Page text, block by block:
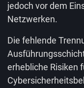
jedoch vor dem
Netzwerken.
Die fehlende
erhebliche Risiken